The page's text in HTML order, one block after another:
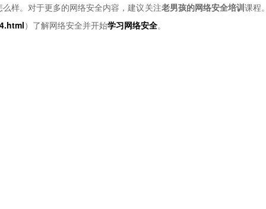
样。对于更多的网络安全内容，建议关注老男孩的网络安全培训课程
）了解网络安全并开始学习网络安全。